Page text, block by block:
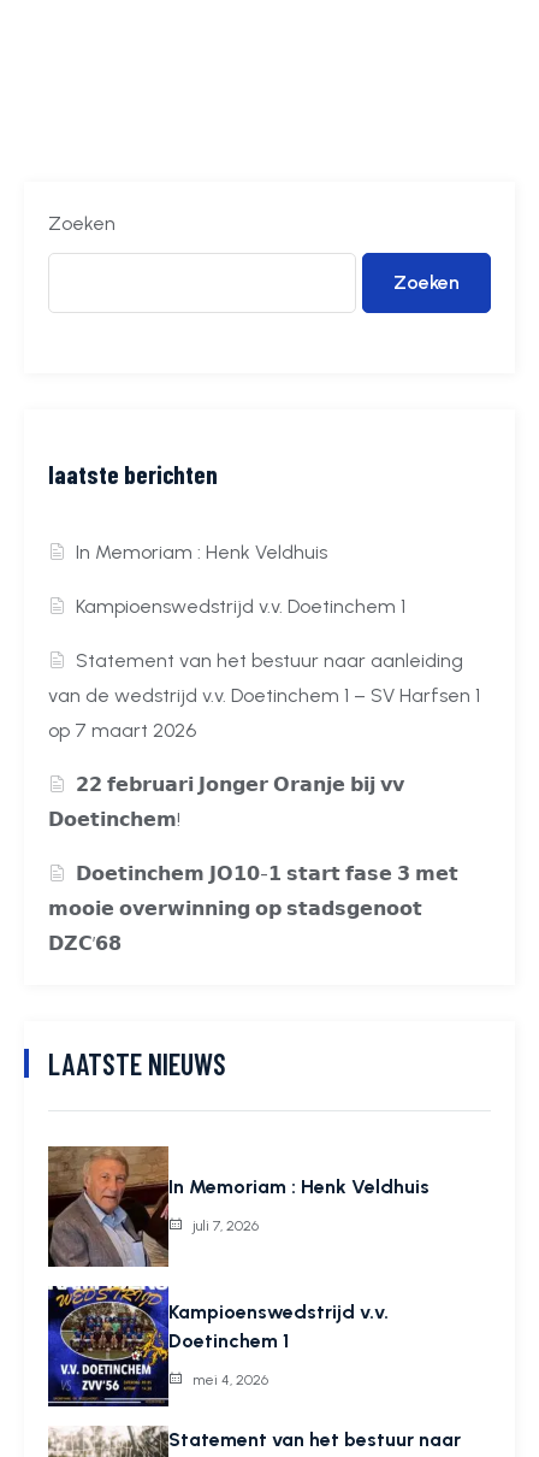
Zoeken
Zoeken
laatste berichten
In Memoriam : Henk Veldhuis
Kampioenswedstrijd v.v. Doetinchem 1
Statement van het bestuur naar aanleiding
van de wedstrijd v.v. Doetinchem 1 – SV Harfsen 1
op 7 maart 2026
𝟮𝟮 𝗳𝗲𝗯𝗿𝘂𝗮𝗿𝗶 𝗝𝗼𝗻𝗴𝗲𝗿 𝗢𝗿𝗮𝗻𝗷𝗲 𝗯𝗶𝗷 𝘃𝘃
𝗗𝗼𝗲𝘁𝗶𝗻𝗰𝗵𝗲𝗺!
𝗗𝗼𝗲𝘁𝗶𝗻𝗰𝗵𝗲𝗺 𝗝𝗢𝟭𝟬-𝟭 𝘀𝘁𝗮𝗿𝘁 𝗳𝗮𝘀𝗲 𝟯 𝗺𝗲𝘁
𝗺𝗼𝗼𝗶𝗲 𝗼𝘃𝗲𝗿𝘄𝗶𝗻𝗻𝗶𝗻𝗴 𝗼𝗽 𝘀𝘁𝗮𝗱𝘀𝗴𝗲𝗻𝗼𝗼𝘁
𝗗𝗭𝗖’𝟲𝟴
LAATSTE NIEUWS
In Memoriam : Henk Veldhuis
juli 7, 2026
Kampioenswedstrijd v.v.
Doetinchem 1
mei 4, 2026
Statement van het bestuur naar